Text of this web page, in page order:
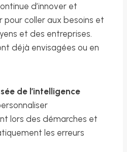
d’innover et
pour coller aux besoins et
et des entreprises.
déjà envisagées ou en
de l’intelligence
lors des démarches et
les erreurs